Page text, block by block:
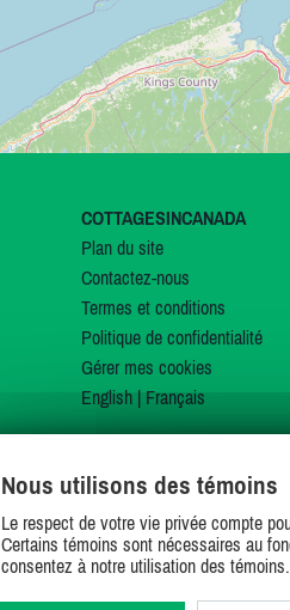
COTTAGESINCANADA
Plan du site
Contactez-nous
Termes et conditions
Politique de confidentialité
Gérer mes cookies
English| Français
Nous utilisons des témoins
Le respect de votre vie privée compte
Certains témoins sont nécessaires au
consentez à notre utilisation des